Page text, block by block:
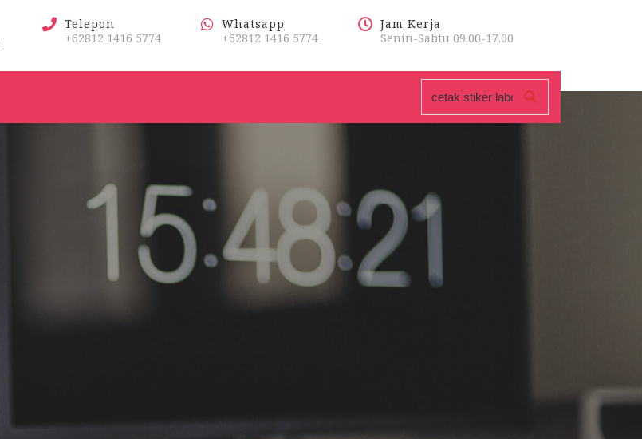
Telepon
+62812 1416 5774
Whatsapp
+62812 1416 5774
Jam Kerja
Senin-Sabtu 09.00-17.00